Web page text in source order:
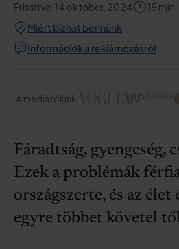
Frissítve:14 október, 2024 15 min
Miért bízhat bennünk
Információk a reklámozásról
A média rólunk:
Fáradtság, gyengeség,
Ezek a problémák
országszerte, és az élet
egyre többet követel